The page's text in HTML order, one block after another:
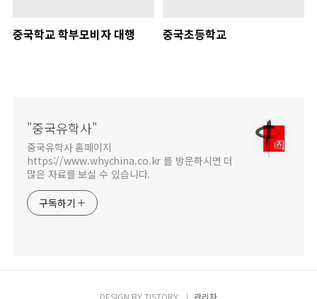
중국학교 학부모비자 대행 중국초등학교
"중국유학사"
중국유학사 홈페이지
https://www.whychina.co.kr 를 방문하시면 더
많은 자료를 보실 수 있습니다.
구독하기